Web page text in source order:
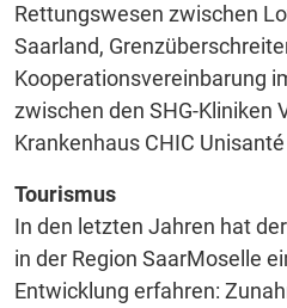
Rettungswesen zwischen
Saarland,
Kooperationsvereinbarung
zwischen den SHG-Kliniken
Krankenhaus CHIC
Tourismus
In den letzten Jahren hat
in der Region SaarMoselle
Entwicklung erfahren: